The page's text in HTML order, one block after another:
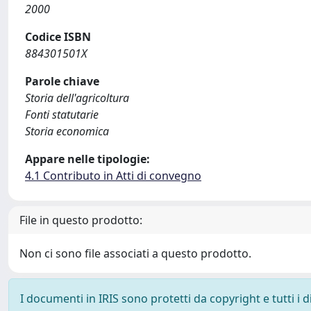
2000
Codice ISBN
884301501X
Parole chiave
Storia dell'agricoltura
Fonti statutarie
Storia economica
Appare nelle tipologie:
4.1 Contributo in Atti di convegno
File in questo prodotto:
Non ci sono file associati a questo prodotto.
I documenti in IRIS sono protetti da copyright e tutti i